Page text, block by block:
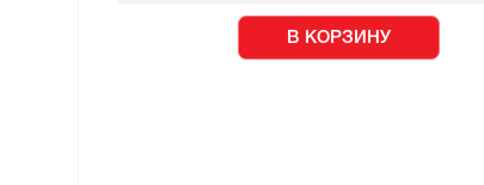
В КОРЗИНУ